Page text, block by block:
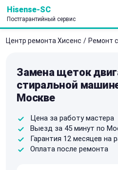
Hisense-SC
Постгарантийный сервис
Центр ремонта Хисенс / Ремонт
Замена щеток
стиральной
Москве
Цена за работу мастера
Выезд за 45 минут по
Гарантия 12 месяцев на
Оплата после ремонта